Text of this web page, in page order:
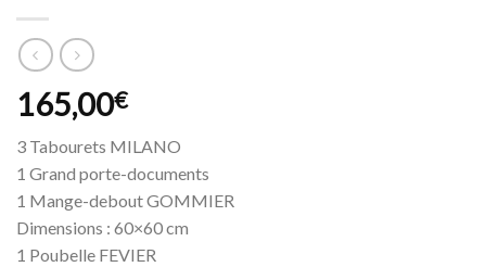
165,00€
3 Tabourets MILANO
1 Grand porte-documents
1 Mange-debout GOMMIER
Dimensions : 60×60 cm
1 Poubelle FEVIER